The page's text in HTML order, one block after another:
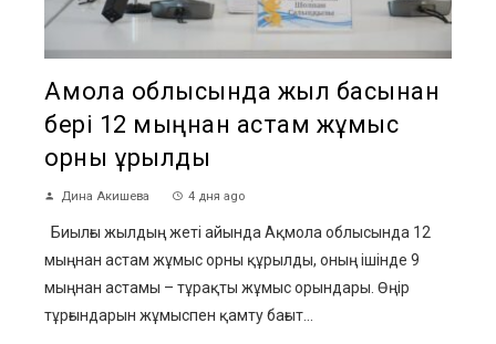
Ақмола облысында жыл басынан
бері 12 мыңнан астам жұмыс
орны құрылды
Дина Акишева 4 дня ago
Биылғы жылдың жеті айында Ақмола облысында 12
мыңнан астам жұмыс орны құрылды, оның ішінде 9
мыңнан астамы – тұрақты жұмыс орындары. Өңір
тұрғындарын жұмыспен қамту бағыт...